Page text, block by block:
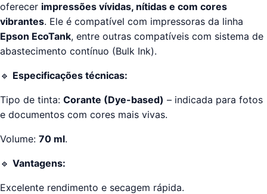
oferecer impressões vívidas, nítidas e com cores
vibrantes. Ele é compatível com impressoras da linha
Epson EcoTank, entre outras compatíveis com sistema de
abastecimento contínuo (Bulk Ink).
🔹 Especificações técnicas:
Tipo de tinta: Corante (Dye-based) – indicada para fotos
e documentos com cores mais vivas.
Volume: 70 ml.
🔹 Vantagens:
Excelente rendimento e secagem rápida.